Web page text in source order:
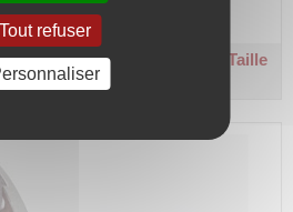
€HT
- Ø 11 / Ø 25 - R 80
B14 - Taille
sortie 64 Nm
Tout refuser